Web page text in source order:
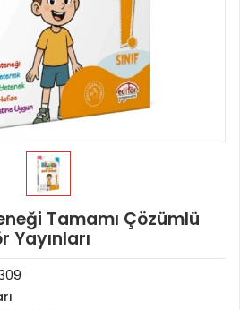
Tamamı Çözümlü
Yayınları